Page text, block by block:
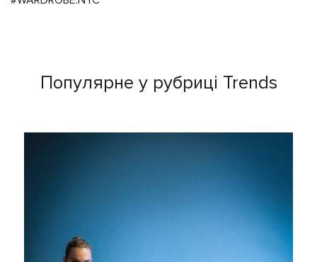
Популярне у рубриці Trends